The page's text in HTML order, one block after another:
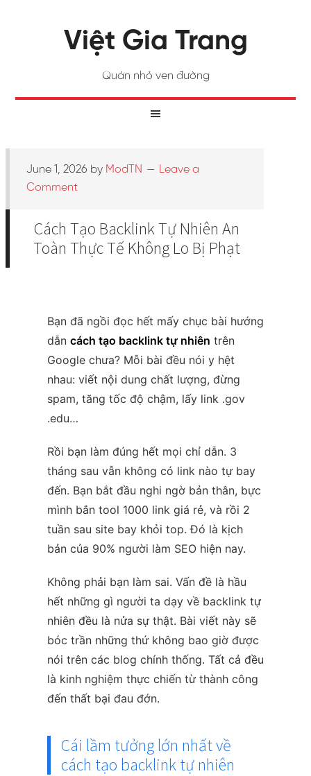
Việt Gia Trang
Quán nhỏ ven đường
June 1, 2026 by ModTN
Leave a
Comment
Cách Tạo Backlink Tự Nhiên An
Toàn Thực Tế Không Lo Bị Phạt
Bạn đã ngồi đọc hết mấy chục bài hướng
dẫn cách tạo backlink tự nhiên trên
Google chưa? Mỗi bài đều nói y hệt
nhau: viết nội dung chất lượng, đừng
spam, tăng tốc độ chậm, lấy link .gov
.edu…
Rồi bạn làm đúng hết mọi chỉ dẫn. 3
tháng sau vẫn không có link nào tự bay
đến. Bạn bắt đầu nghi ngờ bản thân, bực
mình bắn tool 1000 link giá rẻ, và rồi 2
tuần sau site bay khỏi top. Đó là kịch
bản của 90% người làm SEO hiện nay.
Không phải bạn làm sai. Vấn đề là hầu
hết những gì người ta dạy về backlink tự
nhiên đều là nửa sự thật. Bài viết này sẽ
bóc trần những thứ không bao giờ được
nói trên các blog chính thống. Tất cả đều
là kinh nghiệm thực chiến từ thành công
đến thất bại đau đớn.
Cái lầm tưởng lớn nhất về
cách tạo backlink tự nhiên